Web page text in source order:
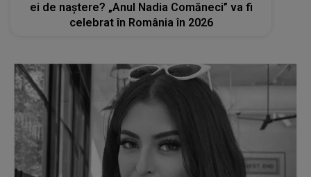
ei de naștere? „Anul Nadia Comăneci” va fi
celebrat în România în 2026